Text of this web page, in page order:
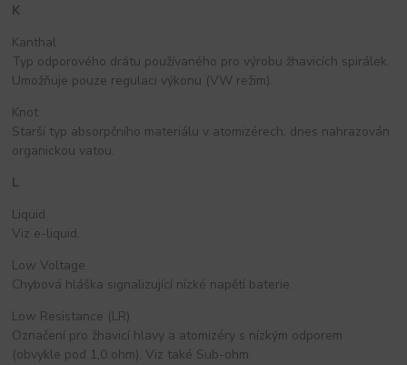
K
Kanthal
Typ odporového drátu používaného pro výrobu žhavicích spirálek.
Umožňuje pouze regulaci výkonu (VW režim).
Knot
Starší typ absorpčního materiálu v atomizérech, dnes nahrazován
organickou vatou.
L
Liquid
Viz e-liquid.
Low Voltage
Chybová hláška signalizující nízké napětí baterie.
Low Resistance (LR)
Označení pro žhavicí hlavy a atomizéry s nízkým odporem
(obvykle pod 1,0 ohm). Viz také Sub-ohm.